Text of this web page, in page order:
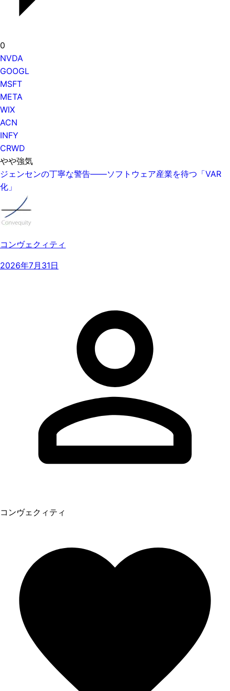
0
NVDA
GOOGL
MSFT
META
WIX
ACN
INFY
CRWD
やや強気
ジェンセンの丁寧な警告——ソフトウェア産業を待つ「VAR
化」
コンヴェクィティ
2026年7月31日
コンヴェクィティ